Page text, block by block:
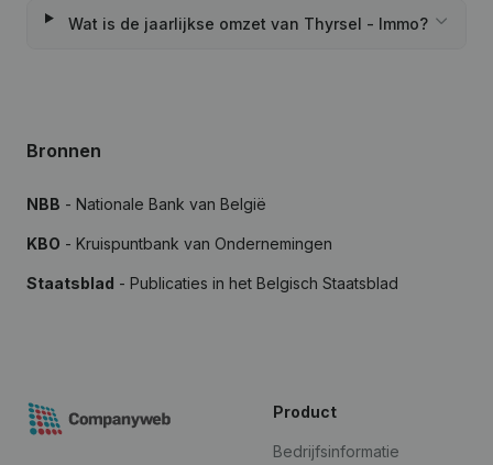
Wat is de jaarlijkse omzet van Thyrsel - Immo?
Bronnen
NBB - Nationale Bank van België
KBO - Kruispuntbank van Ondernemingen
Staatsblad - Publicaties in het Belgisch Staatsblad
Product
Bedrijfsinformatie